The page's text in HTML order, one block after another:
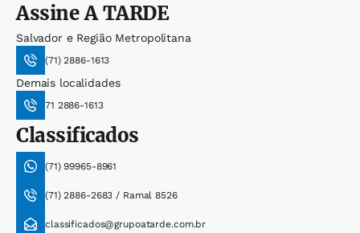
AssineA TARDE
Salvador e Região Metropolitana
(71) 2886-1613
Demais localidades
71 2886-1613
Classificados
(71) 99965-8961
(71) 2886-2683 / Ramal 8526
classificados@grupoatarde.com.br